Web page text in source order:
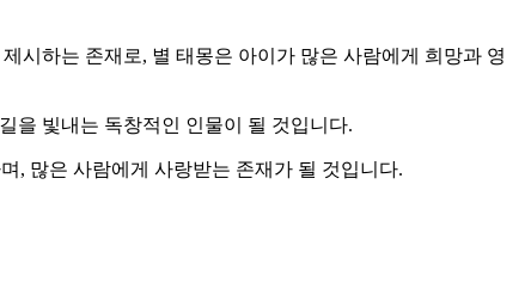
시하는 존재로, 별 태몽은 아이가 많은 사람에게 희망과 영
을 빛내는 독창적인 인물이 될 것입니다.
, 많은 사람에게 사랑받는 존재가 될 것입니다.